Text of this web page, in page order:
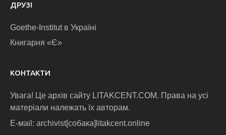
ДРУЗІ
Goethe-Institut в Україні
Книгарня «Є»
КОНТАКТИ
Увага! Це архів сайту LITAKCENT.COM. Права на усі
матеріали належать їх авторам.
E-маіl: archivist[собака]litakcent.online